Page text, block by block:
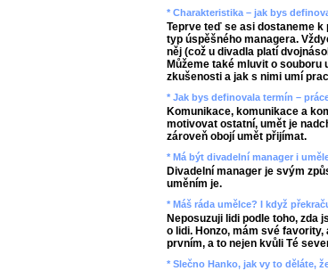
* Charakteristika – jak bys
Teprve teď se asi dostaneme
typ úspěšného managera.
něj (což u divadla platí
Můžeme také mluvit o
zkušenosti a jak s nimi umí
* Jak bys definovala termín –
Komunikace, komunikace a
motivovat ostatní, umět je
zároveň obojí umět přijímat.
* Má být divadelní manager i
Divadelní manager je svým
uměním je.
* Máš ráda umělce? I když
Neposuzuji lidi podle toho, zda
o lidi. Honzo, mám své
prvním, a to nejen kvůli Té
* Slečno Hanko, jak vy to děláte,